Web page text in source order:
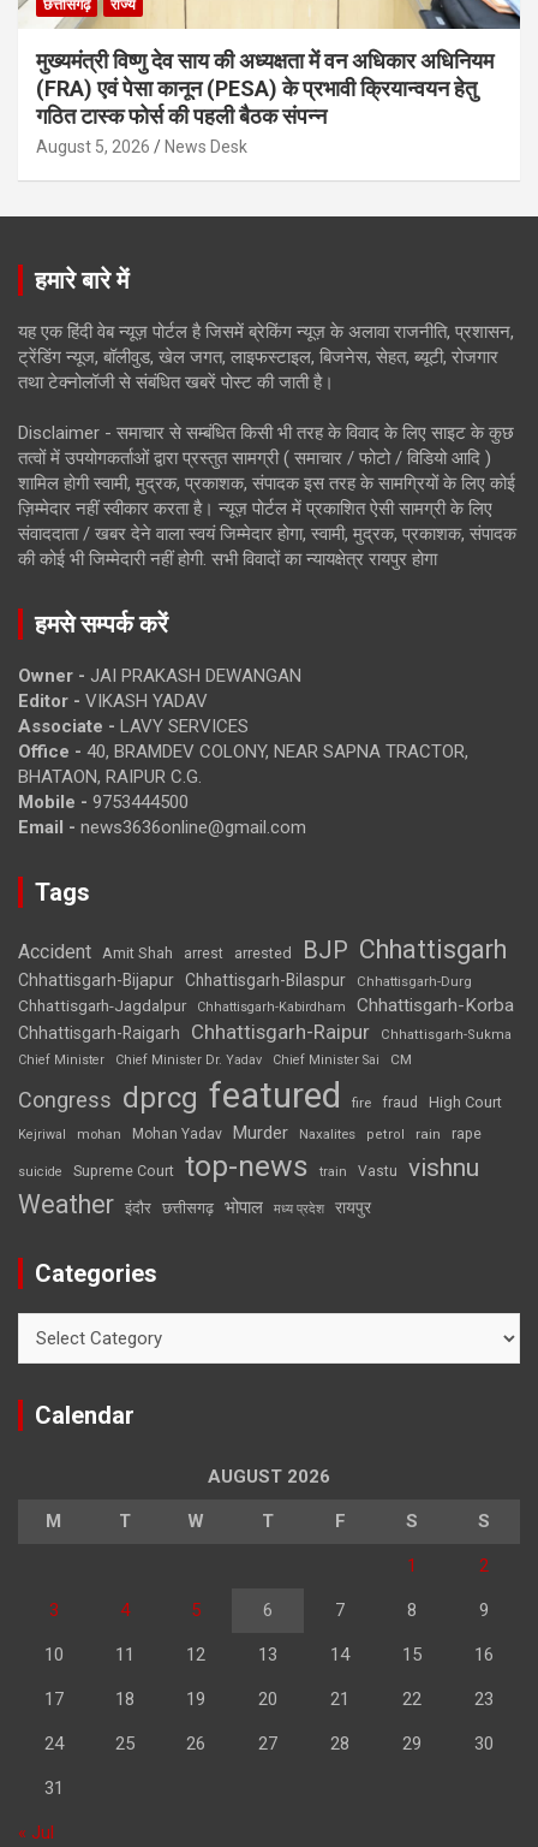
छत्तीसगढ़ राज्य
मुख्यमंत्री विष्णु देव साय की अध्यक्षता में वन अधिकार अधिनियम
(FRA) एवं पेसा कानून (PESA) के प्रभावी क्रियान्वयन हेतु
गठित टास्क फोर्स की पहली बैठक संपन्न
August 5, 2026 News Desk
हमारे बारे में
यह एक हिंदी वेब न्यूज़ पोर्टल है जिसमें ब्रेकिंग न्यूज़ के अलावा राजनीति, प्रशासन,
ट्रेंडिंग न्यूज, बॉलीवुड, खेल जगत, लाइफस्टाइल, बिजनेस, सेहत, ब्यूटी, रोजगार
तथा टेक्नोलॉजी से संबंधित खबरें पोस्ट की जाती है।
Disclaimer - समाचार से सम्बंधित किसी भी तरह के विवाद के लिए साइट के कुछ
तत्वों में उपयोगकर्ताओं द्वारा प्रस्तुत सामग्री ( समाचार / फोटो / विडियो आदि )
शामिल होगी स्वामी, मुद्रक, प्रकाशक, संपादक इस तरह के सामग्रियों के लिए कोई
ज़िम्मेदार नहीं स्वीकार करता है। न्यूज़ पोर्टल में प्रकाशित ऐसी सामग्री के लिए
संवाददाता / खबर देने वाला स्वयं जिम्मेदार होगा, स्वामी, मुद्रक, प्रकाशक, संपादक
की कोई भी जिम्मेदारी नहीं होगी. सभी विवादों का न्यायक्षेत्र रायपुर होगा
हमसे सम्पर्क करें
Owner - JAI PRAKASH DEWANGAN
Editor - VIKASH YADAV
Associate - LAVY SERVICES
Office - 40, BRAMDEV COLONY, NEAR SAPNA TRACTOR,
BHATAON, RAIPUR C.G.
Mobile - 9753444500
Email - news3636online@gmail.com
Tags
Accident Amit Shah arrest arrested BJP Chhattisgarh
Chhattisgarh-Bijapur Chhattisgarh-Bilaspur Chhattisgarh-Durg
Chhattisgarh-Jagdalpur Chhattisgarh-Kabirdham Chhattisgarh-Korba
Chhattisgarh-Raigarh Chhattisgarh-Raipur
Chhattisgarh-Sukma
Chief Minister
Chief Minister Dr. Yadav Chief Minister Sai CM
Congress dprcg featured fire fraud High Court
Kejriwal mohan Mohan Yadav Murder Naxalites petrol rain rape
suicide Supreme Court top-news train Vastu vishnu
Weather इंदौर छत्तीसगढ़ भोपाल मध्य प्रदेश रायपुर
Categories
Calendar
AUGUST 2026
M T W T F S S
1 2
3 4 5 6 7 8 9
10 11 12 13 14 15 16
17 18 19 20 21 22 23
24 25 26 27 28 29 30
31
« Jul